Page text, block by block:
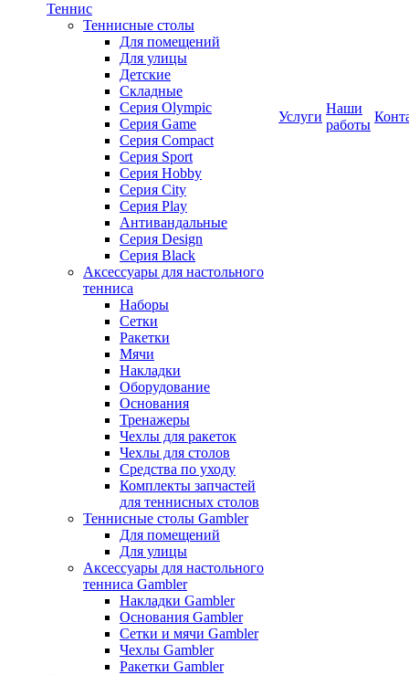
Теннис
Теннисные столы
Для помещений
Для улицы
Детские
Складные
Серия Olympic
Серия Game
Серия Compact
Серия Sport
Серия Hobby
Серия City
Серия Play
Антивандальные
Серия Design
Серия Black
Аксессуары для настольного
тенниса
Наборы
Сетки
Ракетки
Мячи
Накладки
Оборудование
Основания
Тренажеры
Чехлы для ракеток
Чехлы для столов
Средства по уходу
Комплекты запчастей
для теннисных столов
Теннисные столы Gambler
Для помещений
Для улицы
Аксессуары для настольного
тенниса Gambler
Накладки Gambler
Основания Gambler
Сетки и мячи Gambler
Чехлы Gambler
Ракетки Gambler
Услуги
Наши
работы